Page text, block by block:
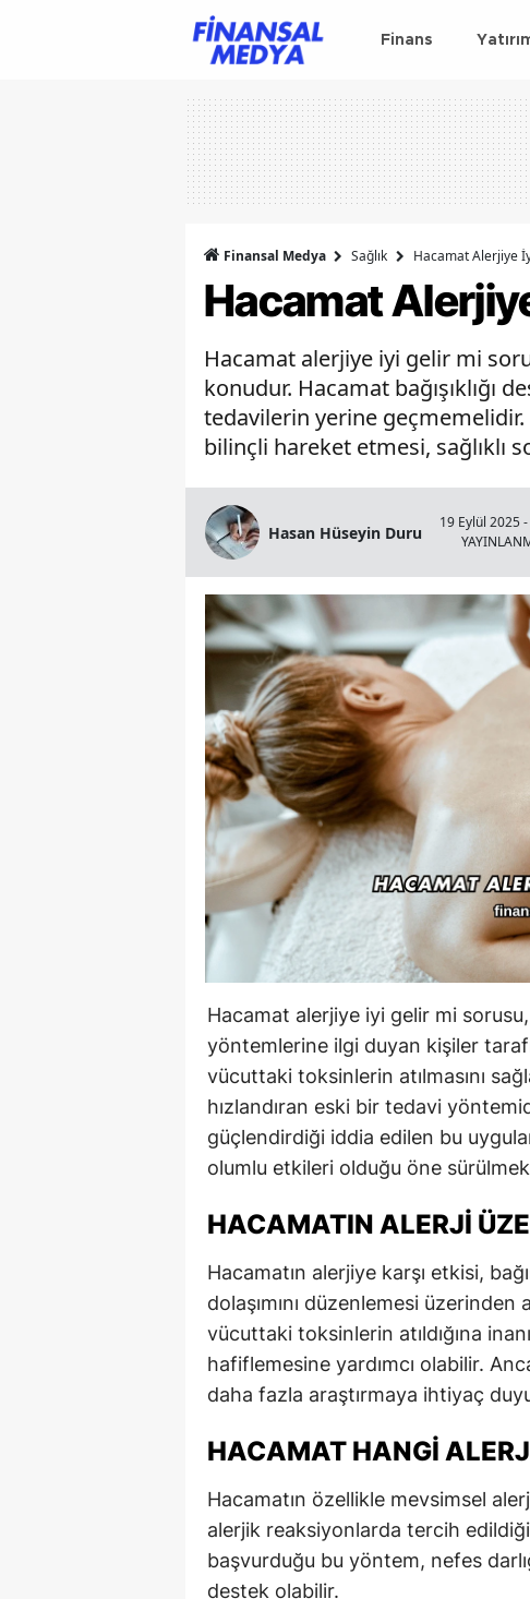
Finans
Finansal Medya Sağlık Hacamat Alerjiye
Hacamat
Hacamat alerjiye iyi gelir mi
konudur. Hacamat bağışıklığı
tedavilerin yerine geçmemelidir.
bilinçli hareket etmesi, sağlıklı
Hasan Hüseyin Duru
19 Eylül 2025
Hacamat alerjiye iyi gelir mi
yöntemlerine ilgi duyan kişiler
vücuttaki toksinlerin atılmasını
hızlandıran eski bir tedavi
güçlendirdiği iddia edilen bu
olumlu etkileri olduğu öne
HACAMATIN ALERJI
Hacamatın alerjiye karşı etkisi,
dolaşımını düzenlemesi
vücuttaki toksinlerin atıldığına
hafiflemesine yardımcı olabilir.
daha fazla araştırmaya ihtiyaç
HACAMAT HANGI
Hacamatın özellikle mevsimsel
alerjik reaksiyonlarda tercih edildiği
başvurduğu bu yöntem, nefes
destek olabilir.